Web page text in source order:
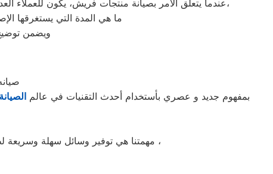
عندما يتعلق الأمر بصيانة منتجات فريش، يكون للعملاء العديد من الاستفسارات. من بين الأسئلة الشائعة التي يمكن أن يطرحها العملاء على فريق خدمة العملاء هي كيفية تقديم طلب صيانة،
ما هي المدة التي يستغرقها
ويضمن
بمفهوم جديد و عصري بأستخدام أحدث التقنيات في عالم الصيانة
مهمتنا هي توفير وسائل سهلة وسريعة لطلب رقم الصيانة و تقدير سريع للوقت وتكلفة الصيانه لضمان خدمة صيانه خالية من القلق و دون أي مفاجآت ،